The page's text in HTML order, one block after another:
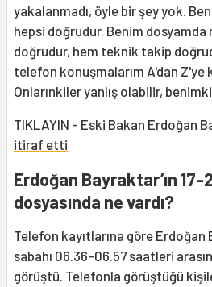
yakalanmadı, öyle bir şey yok.
hepsi doğrudur. Benim
doğrudur, hem teknik takip
telefon konuşmalarım A'dan Z'ye
Onlarınkiler yanlış olabilir,
TIKLAYIN - Eski Bakan Erdoğan
itiraf etti
Erdoğan Bayraktar’ın 17-
dosyasında ne vardı?
Telefon kayıtlarına göre Erdoğan
sabahı 06.36-06.57 saatleri
görüştü. Telefonla görüştüğü